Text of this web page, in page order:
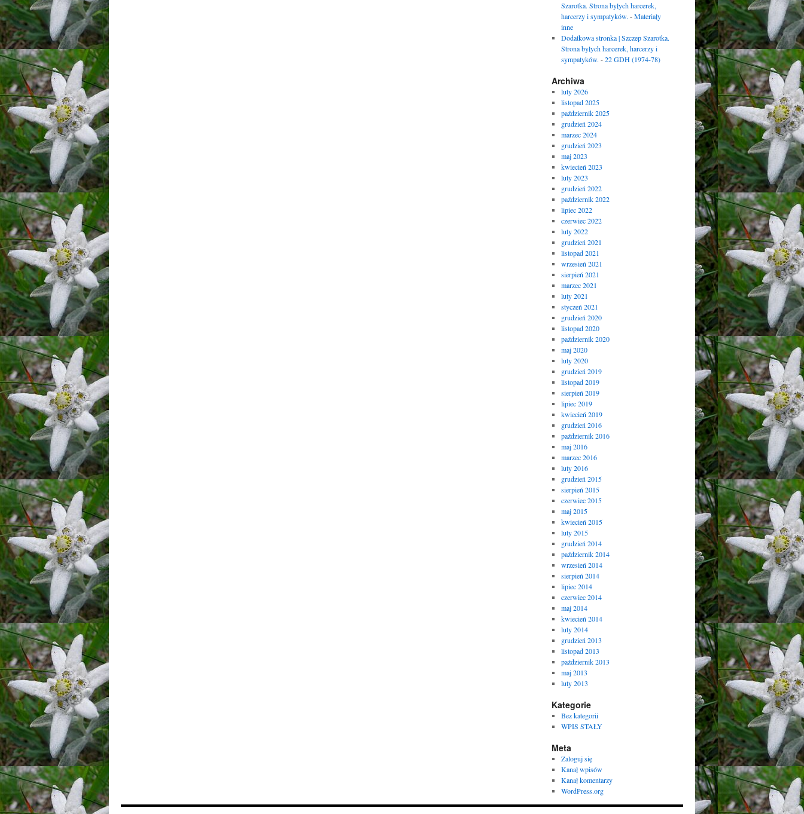
Szarotka. Strona byłych harcerek,
harcerzy i sympatyków. -Materiały
inne
Dodatkowa stronka | Szczep Szarotka.
Strona byłych harcerek, harcerzy i
sympatyków. -22 GDH (1974-78)
Archiwa
luty 2026
listopad 2025
październik 2025
grudzień 2024
marzec 2024
grudzień 2023
maj 2023
kwiecień 2023
luty 2023
grudzień 2022
październik 2022
lipiec 2022
czerwiec 2022
luty 2022
grudzień 2021
listopad 2021
wrzesień 2021
sierpień 2021
marzec 2021
luty 2021
styczeń 2021
grudzień 2020
listopad 2020
październik 2020
maj 2020
luty 2020
grudzień 2019
listopad 2019
sierpień 2019
lipiec 2019
kwiecień 2019
grudzień 2016
październik 2016
maj 2016
marzec 2016
luty 2016
grudzień 2015
sierpień 2015
czerwiec 2015
maj 2015
kwiecień 2015
luty 2015
grudzień 2014
październik 2014
wrzesień 2014
sierpień 2014
lipiec 2014
czerwiec 2014
maj 2014
kwiecień 2014
luty 2014
grudzień 2013
listopad 2013
październik 2013
maj 2013
luty 2013
Kategorie
Bez kategorii
WPIS STAŁY
Meta
Zaloguj się
Kanał wpisów
Kanał komentarzy
WordPress.org